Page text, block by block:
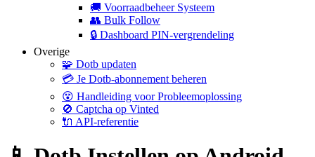
🚚 Voorraadbeheer Systeem
👥 Bulk Follow
🔒 Dashboard PIN-vergrendeling
Overige
🧩 Dotb updaten
💳 Je Dotb-abonnement beheren
😵 Handleiding voor Probleemoplossing
🚫 Captcha op Vinted
🔌 API-referentie